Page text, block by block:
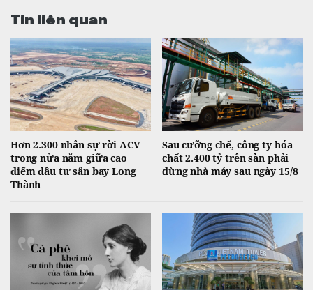
Tin liên quan
Hơn 2.300 nhân sự rời ACV
trong nửa năm giữa cao
điểm đầu tư sân bay Long
Thành
Sau cưỡng chế, công ty hóa
chất 2.400 tỷ trên sàn phải
dừng nhà máy sau ngày 15/8